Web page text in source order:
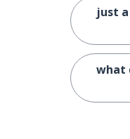
just
what